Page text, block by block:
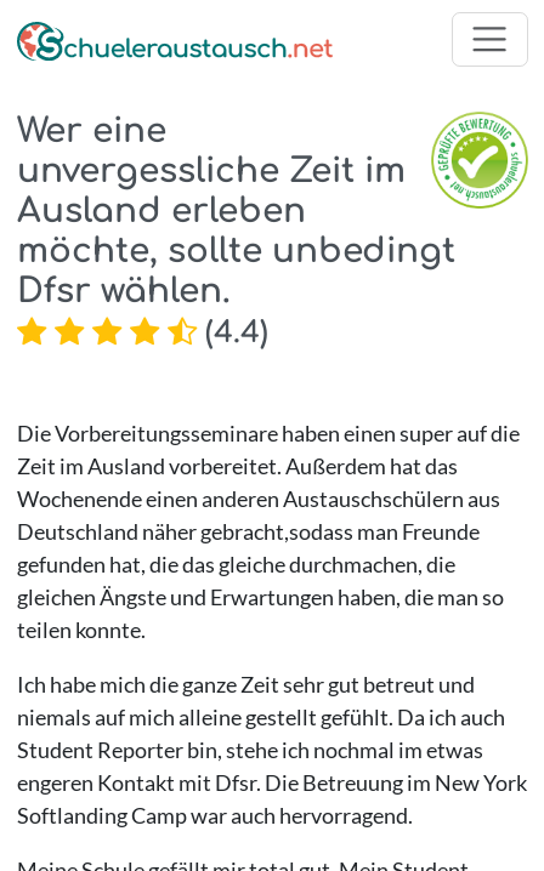
Wer eine
unvergessliche Zeit im
Ausland erleben
möchte, sollte unbedingt
Dfsr wählen.
(4.4)
Die Vorbereitungsseminare haben einen super auf die
Zeit im Ausland vorbereitet. Außerdem hat das
Wochenende einen anderen Austauschschülern aus
Deutschland näher gebracht,sodass man Freunde
gefunden hat, die das gleiche durchmachen, die
gleichen Ängste und Erwartungen haben, die man so
teilen konnte.
Ich habe mich die ganze Zeit sehr gut betreut und
niemals auf mich alleine gestellt gefühlt. Da ich auch
Student Reporter bin, stehe ich nochmal im etwas
engeren Kontakt mit Dfsr. Die Betreuung im New York
Softlanding Camp war auch hervorragend.